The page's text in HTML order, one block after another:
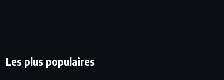
Les plus populaires